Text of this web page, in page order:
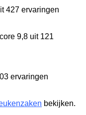
427 ervaringen
9,8 uit 121
ervaringen
bekijken.